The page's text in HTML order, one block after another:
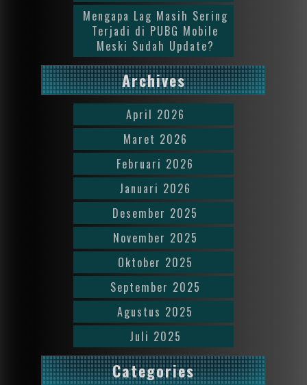
Mengapa Lag Masih Sering
Terjadi di PUBG Mobile
Meski Sudah Update?
Archives
April 2026
Maret 2026
Februari 2026
Januari 2026
Desember 2025
November 2025
Oktober 2025
September 2025
Agustus 2025
Juli 2025
Categories